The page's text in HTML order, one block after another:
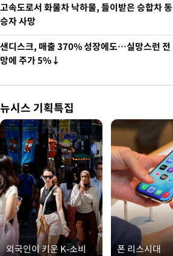
고속도로서 화물차 낙하물, 들이받은 승합차 동
승자 사망
샌디스크, 매출 370% 성장에도…실망스런 전
망에 주가 5%↓
뉴시스 기획특집
외국인이 키운 K-소비 폰 리스시대